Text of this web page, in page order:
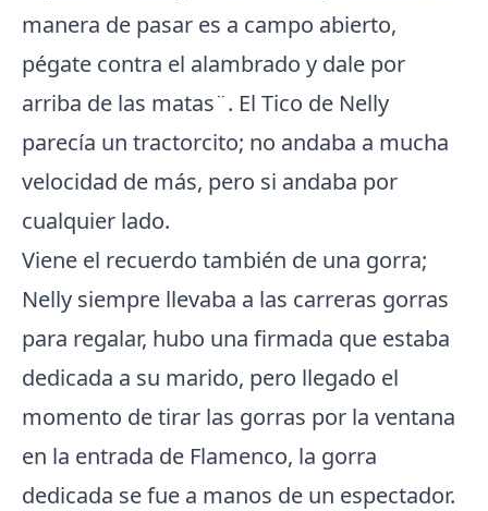
manera de pasar es a campo abierto,
pégate contra el alambrado y dale por
arriba de las matas¨. El Tico de Nelly
parecía un tractorcito; no andaba a mucha
velocidad de más, pero si andaba por
cualquier lado.
Viene el recuerdo también de una gorra;
Nelly siempre llevaba a las carreras gorras
para regalar, hubo una firmada que estaba
dedicada a su marido, pero llegado el
momento de tirar las gorras por la ventana
en la entrada de Flamenco, la gorra
dedicada se fue a manos de un espectador.